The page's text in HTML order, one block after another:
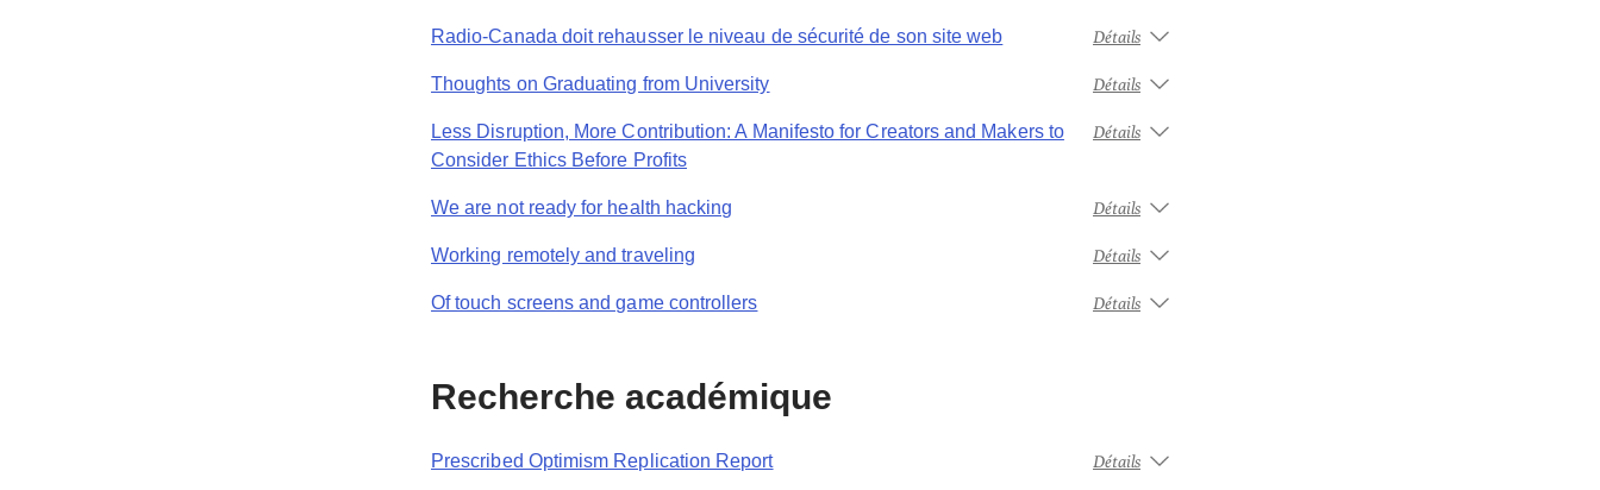
Radio-Canada doit rehausser le niveau de sécurité de son site web Détails
Thoughts on Graduating from University Détails
Less Disruption, More Contribution: A Manifesto for Creators and Makers to
Consider Ethics Before Profits
Détails
We are not ready for health hacking Détails
Working remotely and traveling Détails
Of touch screens and game controllers Détails
Recherche académique
Prescribed Optimism Replication Report Détails